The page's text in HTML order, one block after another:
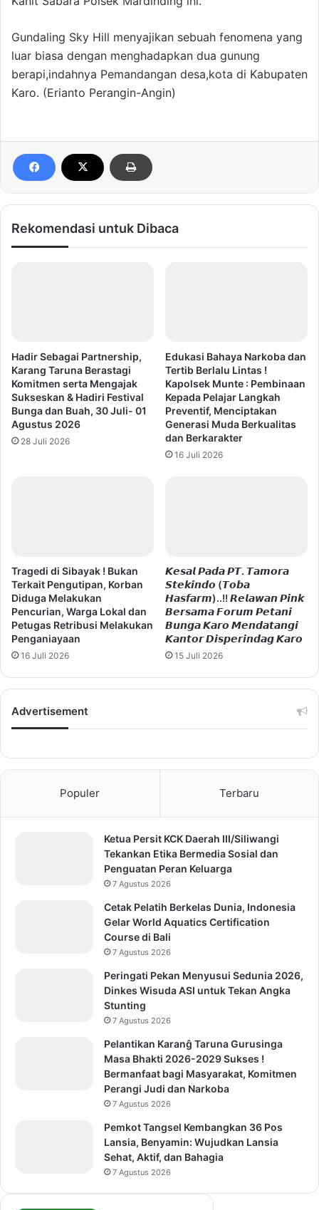
Gundaling Sky Hill menyajikan sebuah fenomena yang
luar biasa dengan menghadapkan dua gunung
berapi,indahnya Pemandangan desa,kota di Kabupaten
Karo. (Erianto Perangin-Angin)
Rekomendasi untuk Dibaca
Hadir Sebagai Partnership,
Karang Taruna Berastagi
Komitmen serta Mengajak
Sukseskan & Hadiri Festival
Bunga dan Buah, 30 Juli- 01
Agustus 2026
28 Juli 2026
Edukasi Bahaya Narkoba dan
Tertib Berlalu Lintas !
Kapolsek Munte : Pembinaan
Kepada Pelajar Langkah
Preventif, Menciptakan
Generasi Muda Berkualitas
dan Berkarakter
16 Juli 2026
Tragedi di Sibayak ! Bukan
Terkait Pengutipan, Korban
Diduga Melakukan
Pencurian, Warga Lokal dan
Petugas Retribusi Melakukan
Penganiayaan
16 Juli 2026
𝙆𝙚𝙨𝙖𝙡 𝙋𝙖𝙙𝙖 𝙋𝙏. 𝙏𝙖𝙢𝙤𝙧𝙖
𝙎𝙩𝙚𝙠𝙞𝙣𝙙𝙤 (𝙏𝙤𝙗𝙖
𝙃𝙖𝙨𝙛𝙖𝙧𝙢)..!! 𝙍𝙚𝙡𝙖𝙬𝙖𝙣 𝙋𝙞𝙣𝙠
𝘽𝙚𝙧𝙨𝙖𝙢𝙖 𝙁𝙤𝙧𝙪𝙢 𝙋𝙚𝙩𝙖𝙣𝙞
𝘽𝙪𝙣𝙜𝙖 𝙆𝙖𝙧𝙤 𝙈𝙚𝙣𝙙𝙖𝙩𝙖𝙣𝙜𝙞
𝙆𝙖𝙣𝙩𝙤𝙧 𝘿𝙞𝙨𝙥𝙚𝙧𝙞𝙣𝙙𝙖𝙜 𝙆𝙖𝙧𝙤
15 Juli 2026
Advertisement
Populer Terbaru
Ketua Persit KCK Daerah III/Siliwangi
Tekankan Etika Bermedia Sosial dan
Penguatan Peran Keluarga
7 Agustus 2026
Cetak Pelatih Berkelas Dunia, Indonesia
Gelar World Aquatics Certification
Course di Bali
7 Agustus 2026
Peringati Pekan Menyusui Sedunia 2026,
Dinkes Wisuda ASI untuk Tekan Angka
Stunting
7 Agustus 2026
Pelantikan Karanĝ Taruna Gurusinga
Masa Bhakti 2026-2029 Sukses !
Bermanfaat bagi Masyarakat, Komitmen
Perangi Judi dan Narkoba
7 Agustus 2026
Pemkot Tangsel Kembangkan 36 Pos
Lansia, Benyamin: Wujudkan Lansia
Sehat, Aktif, dan Bahagia
7 Agustus 2026